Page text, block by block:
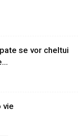
se vor cheltui
vie